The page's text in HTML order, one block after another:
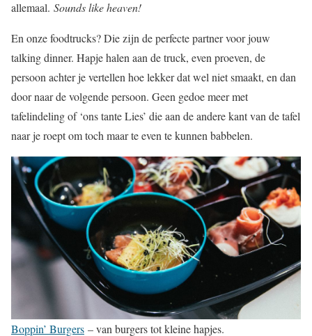
allemaal. Sounds like heaven!
En onze foodtrucks? Die zijn de perfecte partner voor jouw
talking dinner. Hapje halen aan de truck, even proeven, de
persoon achter je vertellen hoe lekker dat wel niet smaakt, en dan
door naar de volgende persoon. Geen gedoe meer met
tafelindeling of ‘ons tante Lies’ die aan de andere kant van de tafel
naar je roept om toch maar te even te kunnen babbelen.
Boppin’ Burgers – van burgers tot kleine hapjes.